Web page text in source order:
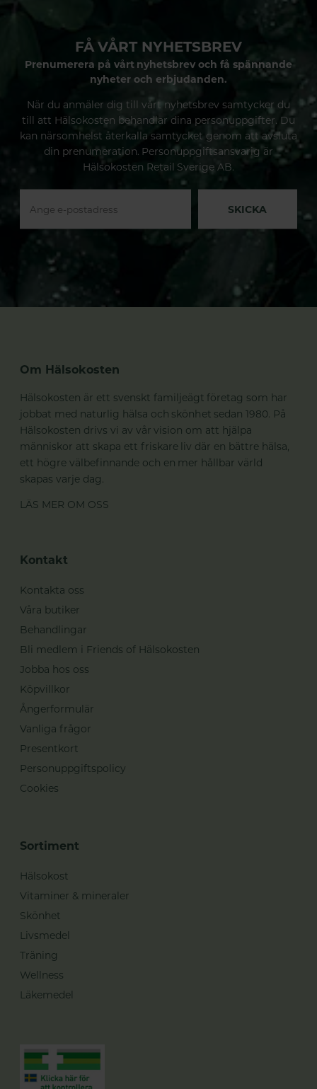
FÅ VÅRT NYHETSBREV
Prenumerera på vårt nyhetsbrev och få spännande
nyheter och erbjudanden.
När du anmäler dig till vårt nyhetsbrev samtycker du
till att Hälsokosten behandlar dina personuppgifter. Du
kan närsomhelst återkalla samtycket genom att avsluta
din prenumeration. Personuppgiftsansvarig är
Hälsokosten Retail Sverige AB.
SKICKA
Om Hälsokosten
Hälsokosten är ett svenskt familjeägt företag som har
jobbat med naturlig hälsa och skönhet sedan 1980. På
Hälsokosten drivs vi av vår vision om att hjälpa
människor att skapa ett friskare liv där en bättre hälsa,
ett högre välbefinnande och en mer hållbar värld
skapas varje dag.
LÄS MER OM OSS
Kontakt
Kontakta oss
Våra butiker
Behandlingar
Bli medlem i Friends of Hälsokosten
Jobba hos oss
Köpvillkor
Ångerformulär
Vanliga frågor
Presentkort
Personuppgiftspolicy
Cookies
Sortiment
Hälsokost
Vitaminer & mineraler
Skönhet
Livsmedel
Träning
Wellness
Läkemedel